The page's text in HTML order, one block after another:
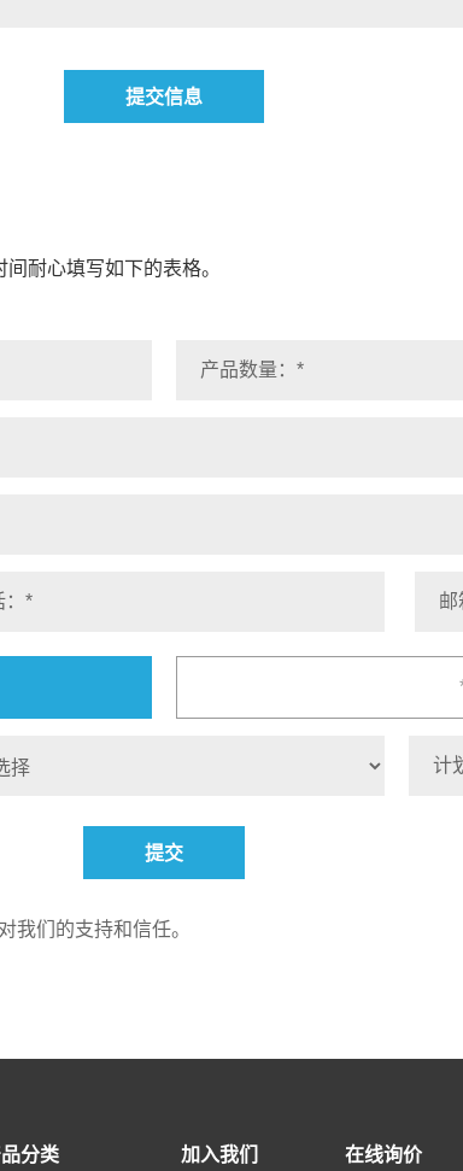
提交信息
耐心填写如下的表格。
提交
我们的支持和信任。
分类 加入我们 在线询价